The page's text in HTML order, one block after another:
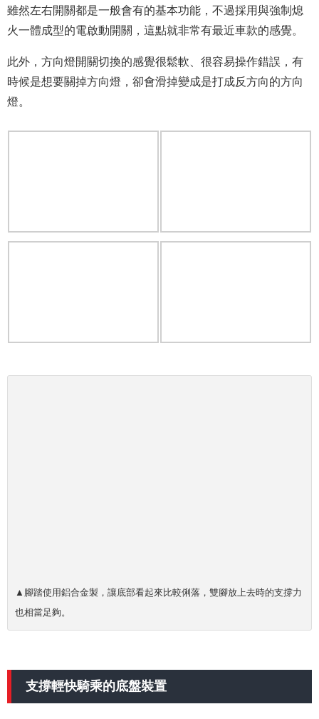
雖然左右開關都是一般會有的基本功能，不過採用與強制熄
火一體成型的電啟動開關，這點就非常有最近車款的感覺。
此外，方向燈開關切換的感覺很鬆軟、很容易操作錯誤，有
時候是想要關掉方向燈，卻會滑掉變成是打成反方向的方向
燈。
▲腳踏使用鋁合金製，讓底部看起來比較俐落，雙腳放上去時的支撐力
也相當足夠。
支撐輕快騎乘的底盤裝置